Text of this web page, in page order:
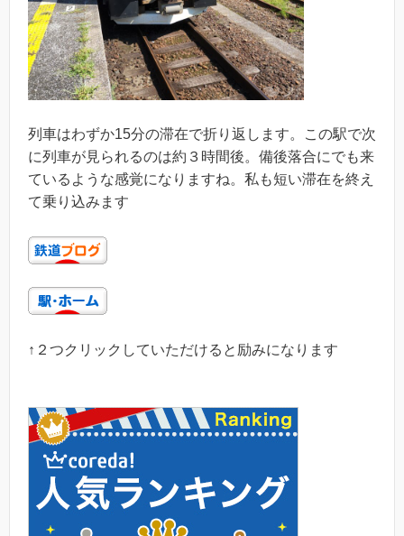
列車はわずか15分の滞在で折り返します。この駅で次
に列車が見られるのは約３時間後。備後落合にでも来
ているような感覚になりますね。私も短い滞在を終え
て乗り込みます
↑２つクリックしていただけると励みになります